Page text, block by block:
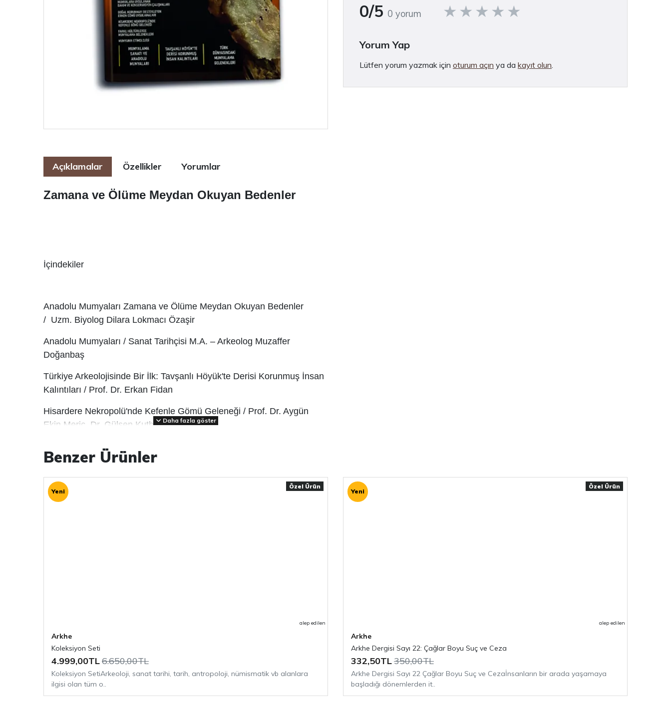
Açıklamalar Özellikler Yorumlar
Zamana ve Ölüme Meydan Okuyan Bedenler
İçindekiler
Anadolu Mumyaları Zamana ve Ölüme Meydan Okuyan Bedenler
/ Uzm. Biyolog Dilara Lokmacı Özaşir
Anadolu Mumyaları / Sanat Tarihçisi M.A. – Arkeolog Muzaffer
Doğanbaş
Türkiye Arkeolojisinde Bir İlk: Tavşanlı Höyük'te Derisi Korunmuş İnsan
Kalıntıları / Prof. Dr. Erkan Fidan
Hisardere Nekropolü'nde Kefenle Gömü Geleneği / Prof. Dr. Aygün
Ekin Meriç, Dr. Gülşen KutbayDaha fazla göster
0/5 0 yorum
Yorum Yap
Lütfen yorum yazmak için oturum açın ya da kayıt olun
Benzer Ürünler
Özel Ürün
Yeni
alep edilen
Arkhe
Koleksiyon Seti
4.999,00TL6.650,00TL
Koleksiyon SetiArkeoloji, sanat tarihi, tarih, antropoloji, nümismatik vb alanlara
ilgisi olan tüm o..
Özel Ürün
Yeni
alep edilen
Arkhe
Arkhe Dergisi Sayı 22: Çağlar Boyu Suç ve Ceza
332,50TL350,00TL
Arkhe Dergisi Sayı 22 Çağlar Boyu Suç ve Cezaİnsanların bir arada yaşamaya
başladığı dönemlerden it..